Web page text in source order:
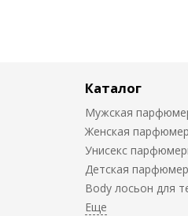
Каталог
Мужская
Женская
Унисекс
Детская
Body лосьон для